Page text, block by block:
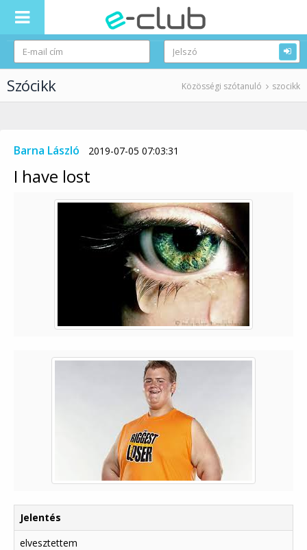
Szócikk Közösségi szótanuló szocikk
Barna László 2019-07-05 07:03:31
I have lost
Jelentés
elvesztettem